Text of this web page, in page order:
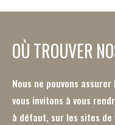
OÙ TROUVER
Nous ne pouvons
vous invitons à vous
à défaut, sur les sites de